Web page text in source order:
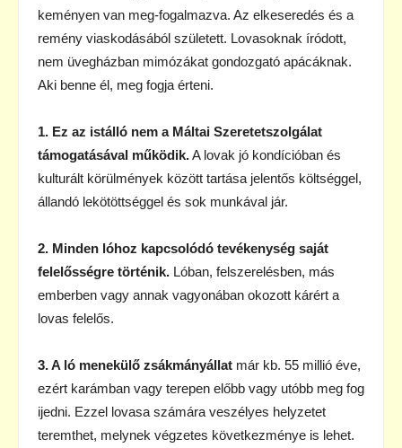
keményen van meg-fogalmazva. Az elkeseredés és a
remény viaskodásából született. Lovasoknak íródott,
nem üvegházban mimózákat gondozgató apácáknak.
Aki benne él, meg fogja érteni.
1. Ez az istálló nem a Máltai Szeretetszolgálat
támogatásával működik.A lovak jó kondícióban és
kulturált körülmények között tartása jelentős költséggel,
állandó lekötöttséggel és sok munkával jár.
2. Minden lóhoz kapcsolódó tevékenység saját
felelősségre történik. Lóban, felszerelésben, más
emberben vagy annak vagyonában okozott kárért a
lovas felelős.
3. A ló menekülő zsákmányállat már kb. 55 millió éve,
ezért karámban vagy terepen előbb vagy utóbb meg fog
ijedni. Ezzel lovasa számára veszélyes helyzetet
teremthet, melynek végzetes következménye is lehet.